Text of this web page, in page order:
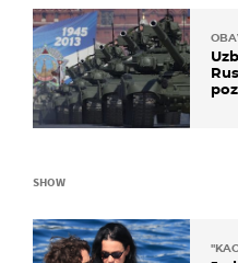
SHOW